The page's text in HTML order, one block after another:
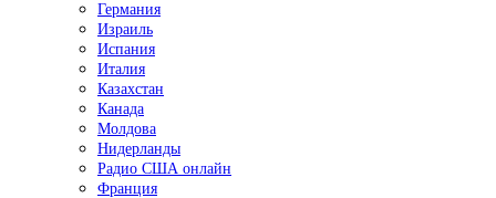
Германия
Израиль
Испания
Италия
Казахстан
Канада
Молдова
Нидерланды
Радио США онлайн
Франция